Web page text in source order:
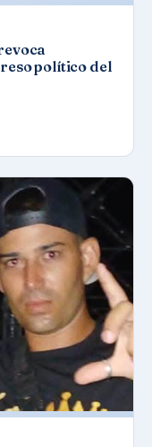
político del